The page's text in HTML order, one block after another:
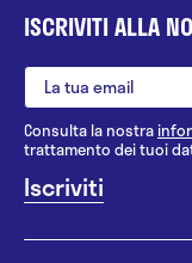
ISCRIVITI ALLA
Consulta la nostra
trattamento dei tuoi